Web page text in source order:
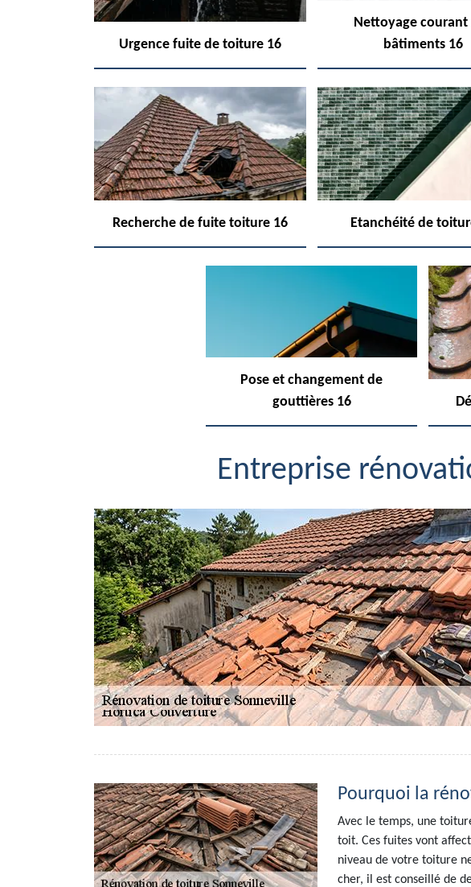
Urgence fuite de toiture 16
Nettoyage courant
bâtiments 16
Recherche de fuite toiture 16 Etanchéité de
Pose et changement de
gouttières 16
Entreprise
Pourquoi la
Avec le temps, une
toit. Ces fuites vont
niveau de votre toiture
cher, il est conseillé de